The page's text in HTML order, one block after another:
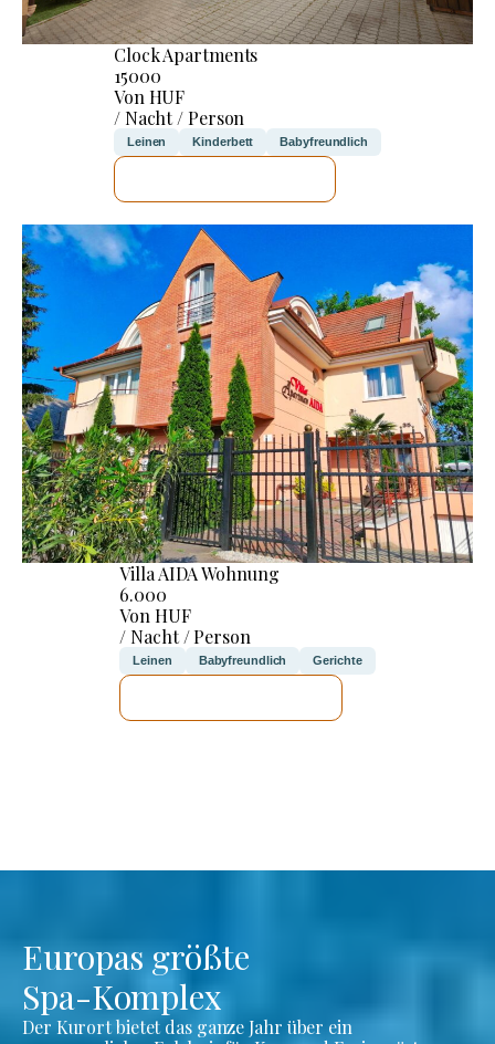
Clock Apartments
15000
Von HUF
/ Nacht / Person
Leinen Kinderbett Babyfreundlich
Villa AIDA Wohnung
6.000
Von HUF
/ Nacht / Person
Leinen Babyfreundlich Gerichte
Europas größte
Spa-Komplex
Der Kurort bietet das ganze Jahr über ein